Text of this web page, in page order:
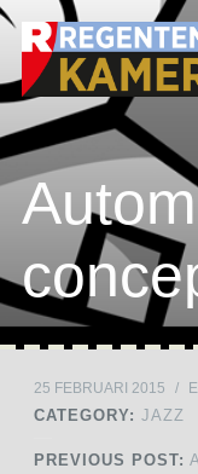
Skip to content
25 FEBRUARI 2015 /
CATEGORY: JAZZ
PREVIOUS POST: